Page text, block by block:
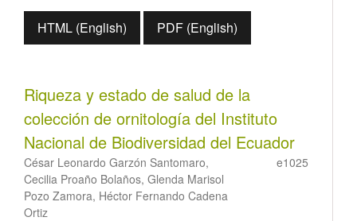
HTML (English) PDF (English)
Riqueza y estado de salud de la
colección de ornitología del Instituto
Nacional de Biodiversidad del Ecuador
César Leonardo Garzón Santomaro,
Cecilia Proaño Bolaños, Glenda Marisol
Pozo Zamora, Héctor Fernando Cadena
Ortiz
e1025